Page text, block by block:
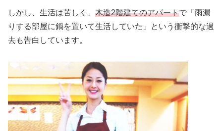
しかし、生活は苦しく、 木造2階建てのアパートで「雨漏
りする部屋に鍋を置いて生活していた」という衝撃的な過
去も告白しています。